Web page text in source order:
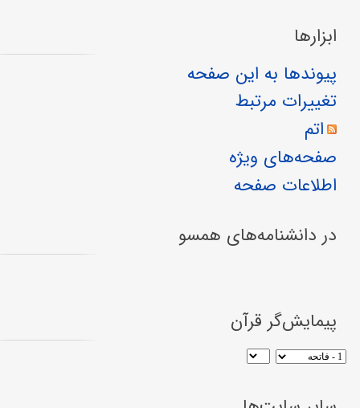
ابزارها
پیوندها به این صفحه
تغییرات مرتبط
اتم
صفحه‌های ویژه
اطلاعات صفحه
در دانشنامه‌های همسو
پیمایش‌گر قرآن